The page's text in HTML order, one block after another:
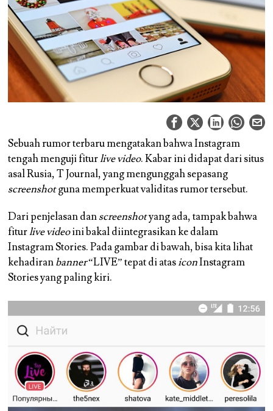
Sebuah rumor terbaru mengatakan bahwa Instagram
tengah menguji fiturlive video. Kabar ini didapat dari situs
asal Rusia, T Journal, yang mengunggah sepasang
screenshotguna memperkuat validitas rumor tersebut.
Dari penjelasan danscreenshotyang ada, tampak bahwa
fiturlive videoini bakal diintegrasikan ke dalam
Instagram Stories. Pada gambar di bawah, bisa kita lihat
kehadiranbanner“LIVE” tepat di atasiconInstagram
Stories yang paling kiri.